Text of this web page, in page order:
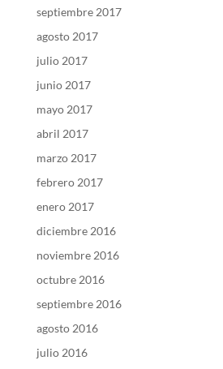
septiembre 2017
agosto 2017
julio 2017
junio 2017
mayo 2017
abril 2017
marzo 2017
febrero 2017
enero 2017
diciembre 2016
noviembre 2016
octubre 2016
septiembre 2016
agosto 2016
julio 2016